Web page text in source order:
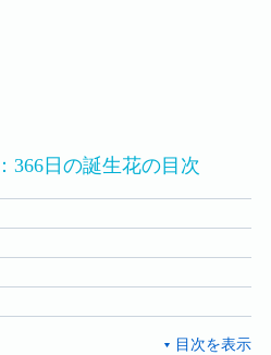
366日の誕生花の目次